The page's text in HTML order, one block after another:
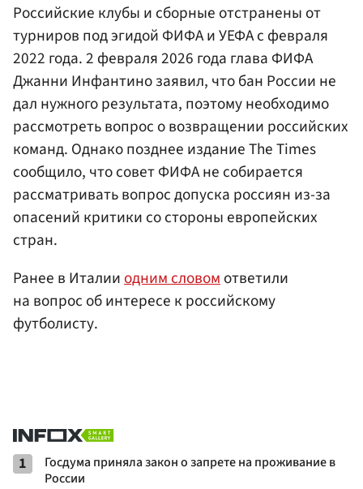
Российские клубы и сборные отстранены от
турниров под эгидой ФИФА и УЕФА с февраля
2022 года. 2 февраля 2026 года глава ФИФА
Джанни Инфантино заявил, что бан России не
дал нужного результата, поэтому необходимо
рассмотреть вопрос о возвращении российских
команд. Однако позднее издание The Times
сообщило, что совет ФИФА не собирается
рассматривать вопрос допуска россиян из-за
опасений критики со стороны европейских
стран.
Ранее в Италииодним словомответили
на вопрос об интересе к российскому
футболисту.
1
Госдума приняла закон о запрете на проживание в
России